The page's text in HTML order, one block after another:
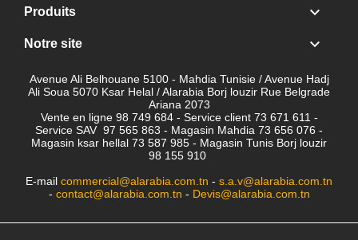
Produits 
Notre site 
Avenue Ali Belhouane 5100 - Mahdia Tunisie / Avenue Hadj
Ali Soua 5070 Ksar Helal / Alarabia Borj louzir Rue Belgrade
Ariana 2073
Vente en ligne 98 749 684 - Service client 73 671 611 -
Service SAV 97 565 863 - Magasin Mahdia 73 656 076 -
Magasin ksar hellal 73 587 985 - Magasin Tunis Borj louzir
98 155 910
E-mail commercial@alarabia.com.tn - s.a.v@alarabia.com.tn
- contact@alarabia.com.tn - Devis@alarabia.com.tn